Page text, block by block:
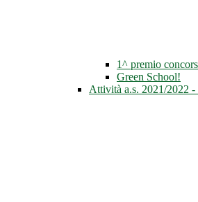
1^ premio
Green School!
Attività a.s. 2021/2022